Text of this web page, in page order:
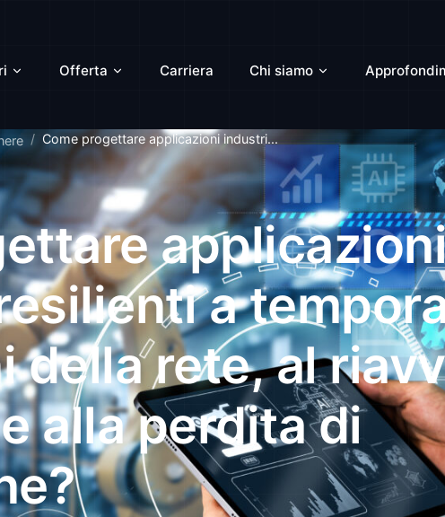
Offerta Carriera Chi siamo
Come progettare applicazioni industri...
a
della rete, al
alla perdita di